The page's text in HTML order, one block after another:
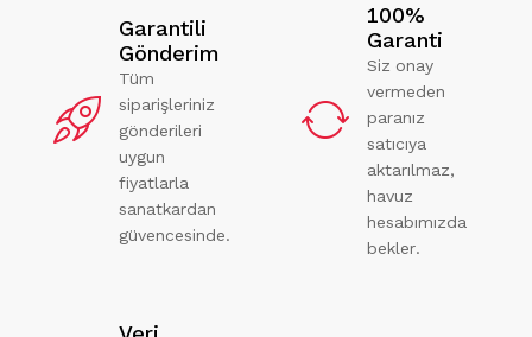
Garantili
Gönderim
Tüm
siparişleriniz
gönderileri
uygun
fiyatlarla
sanatkardan
güvencesinde.
100%
Garanti
Siz onay
vermeden
paranız
satıcıya
aktarılmaz,
havuz
hesabımızda
bekler.